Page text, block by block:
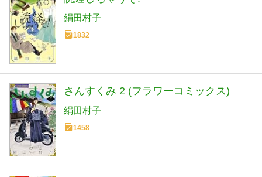
絹田村子
1832
さんすくみ 2 (フラワーコミックス)
絹田村子
1458